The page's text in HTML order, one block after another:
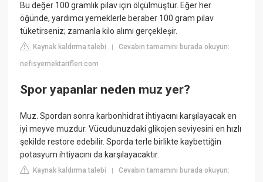
Bu değer 100 gramlık pilav için ölçülmüştür. Eğer her
öğünde, yardımcı yemeklerle beraber 100 gram pilav
tüketirseniz; zamanla kilo alımı gerçekleşir.
Kaynak kaldırma talebi |Cevabın tamamını burada okuyun:
nefisyemektarifleri.com
Spor yapanlar neden muz yer?
Muz. Spordan sonra karbonhidrat ihtiyacını karşılayacak en
iyi meyve muzdur. Vücudunuzdaki glikojen seviyesini en hızlı
şekilde restore edebilir. Sporda terle birlikte kaybettiğin
potasyum ihtiyacını da karşılayacaktır.
Kaynak kaldırma talebi |Cevabın tamamını burada okuyun: